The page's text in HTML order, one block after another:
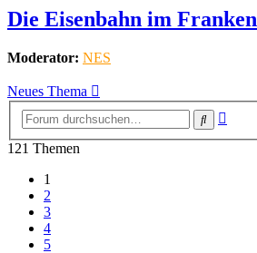
Die Eisenbahn im
Moderator: NES
Neues Thema
Suche
121 Themen
1
2
3
4
5